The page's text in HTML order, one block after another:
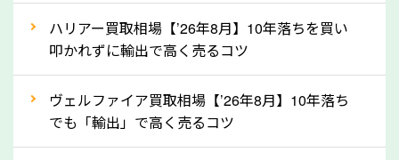
定を行い高価買取価格をつけやすくなります。
②自動車税の還付金は早く売るほど多く返
ってきます！
自動車税の還付金は、先に年払いしていた自動車税が
ハリアー買取相場【’26年8月】10年落ちを買い
叩かれずに輸出で高く売るコツ
ヴェルファイア買取相場【’26年8月】10年落ち
でも「輸出」で高く売るコツ